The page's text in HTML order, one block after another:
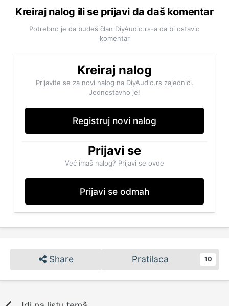
Kreiraj nalog ili se prijavi da daš komentar
Potrebno je da budeš član DiyAudio.rs-a da bi ostavio
komentar
Kreiraj nalog
Prijavite se za novi nalog na DiyAudio.rs zajednici.
Jednostavno je!
Registruj novi nalog
Prijavi se
Već imaš nalog? Prijavi se ovde
Prijavi se odmah
Share Pratilaca 10